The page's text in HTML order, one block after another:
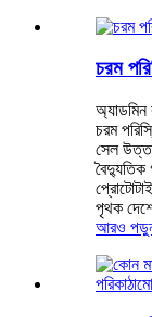
চরম
অ্যাডমিন
চরম
সেল
বৈদ্যুতিক
পৃথক
আরও